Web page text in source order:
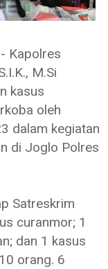
Kapolres
M.Si
kasus
oleh
dalam kegiatan
di Joglo Polres
Satreskrim
curanmor; 1
dan 1 kasus
orang. 6